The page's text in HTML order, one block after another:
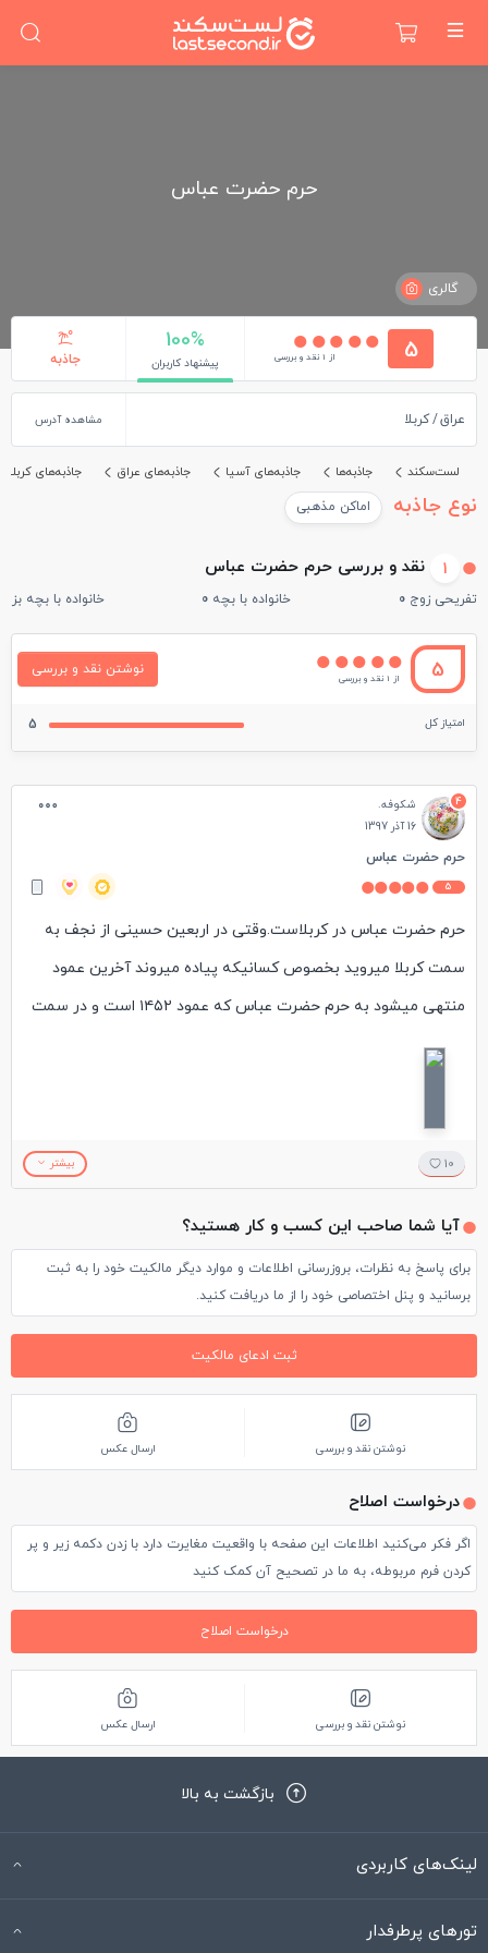
حرم حضرت عباس
گالری
5 از 1 نقد و بررسی
100%
پیشنهاد کاربران جاذبه
عراق کربلا مشاهده آدرس
لست‌سکند جاذبه‌ها جاذبه‌های آسیا جاذبه‌های عراق جاذبه‌های کربلا
نوع جاذبه اماکن مذهبی
1 نقد و بررسی حرم حضرت عباس
تفریحی زوج 0 خانواده با بچه 0 خانواده با بچه
5 از 1 نقد و بررسی
نوشتن نقد و بررسی
امتیاز کل 5
4
شکوفه.
16 آذر 1397
حرم حضرت عباس
5
حرم حضرت عباس در کربلاست.وقتی در اربعین حسینی از نجف به
سمت کربلا میروید بخصوص کسانیکه پیاده میروند آخرین عمود
منتهی میشود به حرم حضرت عباس که عمود ۱۴۵۲ است و در سمت
چپ عکس مشخص است.بجز دستهای حضرت عباس که هر کدام جدا
ضریح قرار دارد.معمولا "بعلت ارادت شدید جوانان به ایشان،قسمت
10 بیشتر
آیا شما صاحب این کسب و کار هستید؟
برای پاسخ به نظرات، بروزرسانی اطلاعات و موارد دیگر مالکیت خود را به ثبت
برسانید و پنل اختصاصی خود را از ما دریافت کنید.
ثبت ادعای مالکیت
نوشتن نقد و بررسی ارسال عکس
درخواست اصلاح
اگر فکر می‌کنید اطلاعات این صفحه با واقعیت مغایرت دارد با زدن دکمه زیر و پر
کردن فرم مربوطه، به ما در تصحیح آن کمک کنید
درخواست اصلاح
نوشتن نقد و بررسی ارسال عکس
بازگشت به بالا
لینک‌های کاربردی
تورهای پرطرفدار